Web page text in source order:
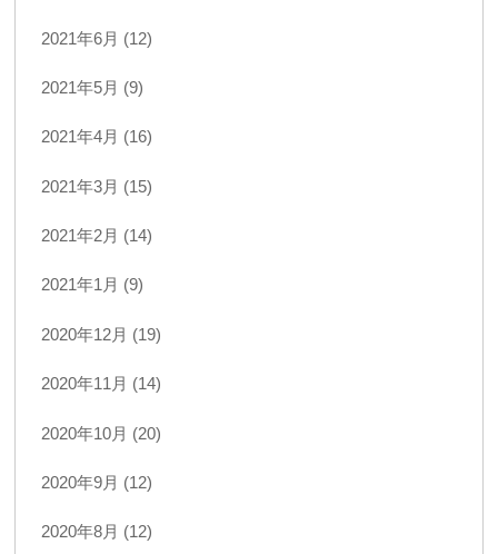
2021年6月 (12)
2021年5月 (9)
2021年4月 (16)
2021年3月 (15)
2021年2月 (14)
2021年1月 (9)
2020年12月 (19)
2020年11月 (14)
2020年10月 (20)
2020年9月 (12)
2020年8月 (12)